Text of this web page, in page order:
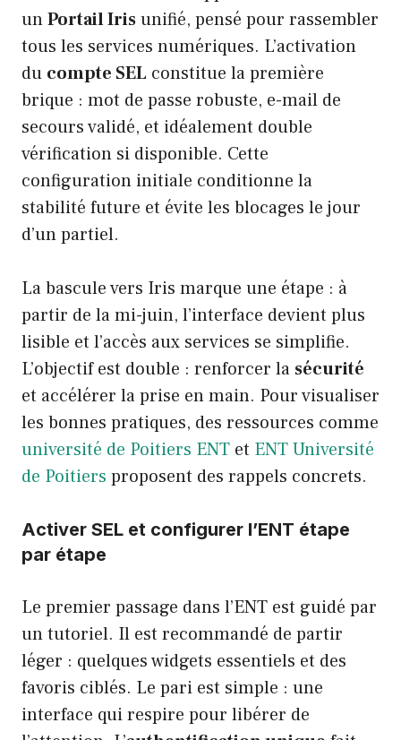
unPortail Irisunifié, pensé pour rassembler
tous les services numériques. L’activation
du compte SEL constitue la première
brique : mot de passe robuste, e-mail de
secours validé, et idéalement double
vérification si disponible. Cette
configuration initiale conditionne la
stabilité future et évite les blocages le jour
d’un partiel.
La bascule vers Iris marque une étape : à
partir de la mi-juin, l’interface devient plus
lisible et l’accès aux services se simplifie.
L’objectif est double : renforcer la sécurité
et accélérer la prise en main. Pour visualiser
les bonnes pratiques, des ressources comme
université de Poitiers ENT et ENT Université
de Poitiers proposent des rappels concrets.
Activer SEL et configurer l’ENT étape
par étape
Le premier passage dans l’ENT est guidé par
un tutoriel. Il est recommandé de partir
léger : quelques widgets essentiels et des
favoris ciblés. Le pari est simple : une
interface qui respire pour libérer de